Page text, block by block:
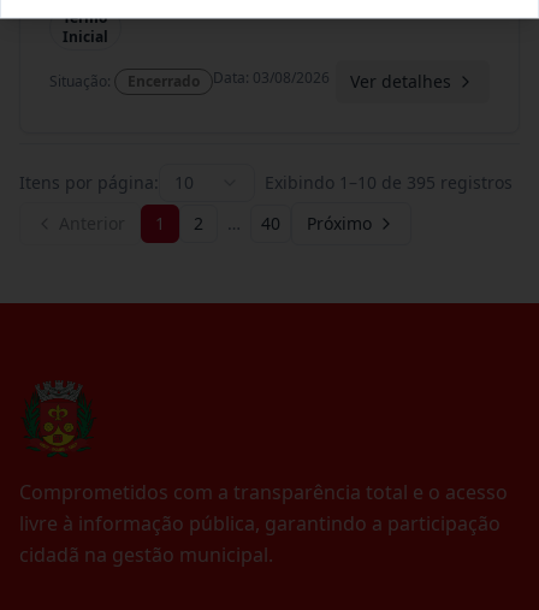
Termo
Inicial
Situação: Encerrado Data: 03/08/2026 Ver detalhes
Itens por página: 10 Exibindo 1 –10 de 395 registros
1 2 … 40 Próximo
Comprometidos com a transparência total e o acesso
livre à informação pública, garantindo a participação
cidadã na gestão municipal.